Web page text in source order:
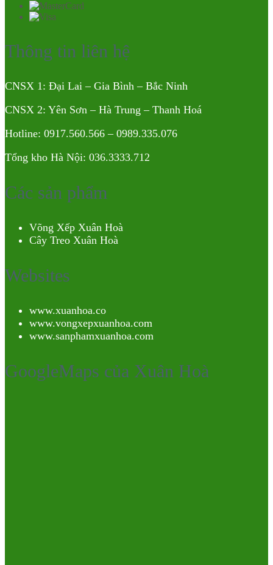
Thông tin liên hệ
CNSX 1: Đại Lai – Gia Bình – Bắc Ninh
CNSX 2: Yên Sơn – Hà Trung – Thanh Hoá
Hotline: 0917.560.566 – 0989.335.076
Tổng kho Hà Nội: 036.3333.712
Các sản phẩm
Võng Xếp Xuân Hoà
Cây Treo Xuân Hoà
Websites
www.xuanhoa.co
www.vongxepxuanhoa.com
www.sanphamxuanhoa.com
GoogleMaps của Xuân Hoà